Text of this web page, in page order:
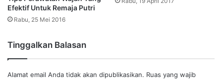
Efektif Untuk Remaja Putri
Rabu, 25 Mei 2016
Tinggalkan Balasan
Alamat email Anda tidak akan dipublikasikan. Ruas yang wajib